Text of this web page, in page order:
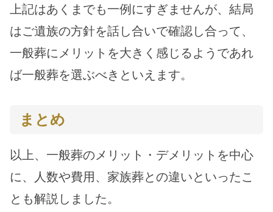
上記はあくまでも一例にすぎませんが、結局
はご遺族の方針を話し合いで確認し合って、
一般葬にメリットを大きく感じるようであれ
ば一般葬を選ぶべきといえます。
まとめ
以上、一般葬のメリット・デメリットを中心
に、人数や費用、家族葬との違いといったこ
とも解説しました。